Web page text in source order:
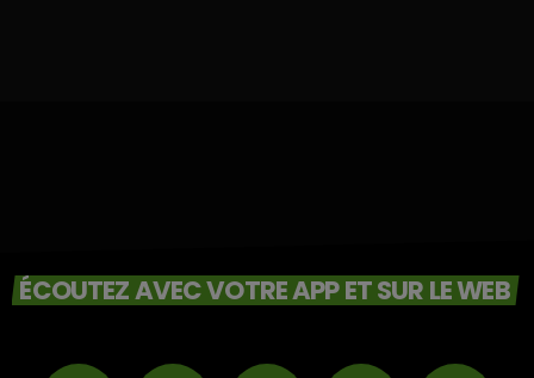
ÉCOUTEZ AVEC VOTRE APP ET SUR LE WEB